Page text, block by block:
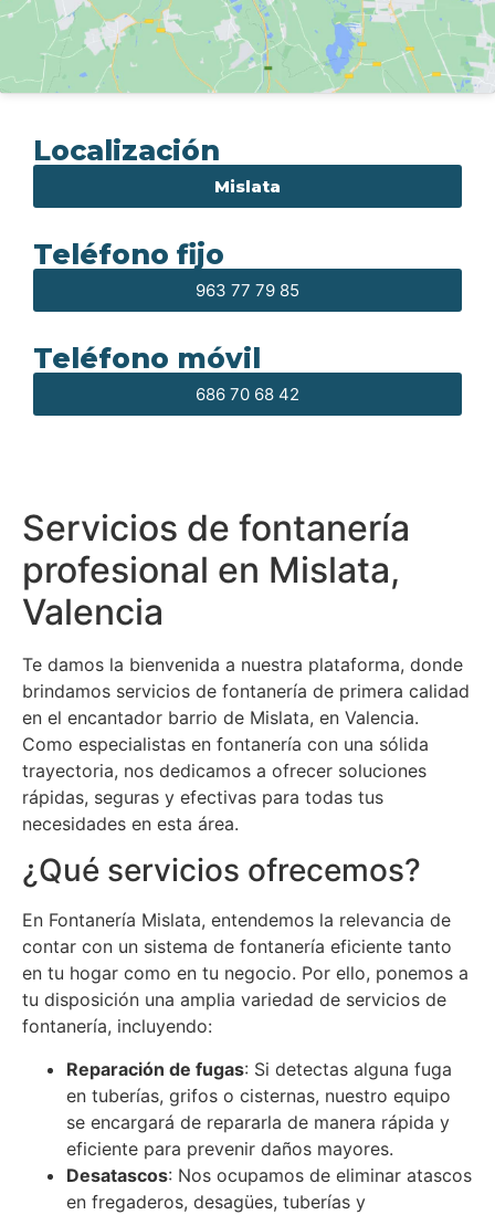
Localización
Mislata
Teléfono fijo
963 77 79 85
Teléfono móvil
686 70 68 42
Servicios de fontanería
profesional en Mislata,
Valencia
Te damos la bienvenida a nuestra plataforma, donde
brindamos servicios de fontanería de primera calidad
en el encantador barrio de Mislata, en Valencia.
Como especialistas en fontanería con una sólida
trayectoria, nos dedicamos a ofrecer soluciones
rápidas, seguras y efectivas para todas tus
necesidades en esta área.
¿Qué servicios ofrecemos?
En Fontanería Mislata, entendemos la relevancia de
contar con un sistema de fontanería eficiente tanto
en tu hogar como en tu negocio. Por ello, ponemos a
tu disposición una amplia variedad de servicios de
fontanería, incluyendo:
Reparación de fugas: Si detectas alguna fuga
en tuberías, grifos o cisternas, nuestro equipo
se encargará de repararla de manera rápida y
eficiente para prevenir daños mayores.
Desatascos: Nos ocupamos de eliminar atascos
en fregaderos, desagües, tuberías y